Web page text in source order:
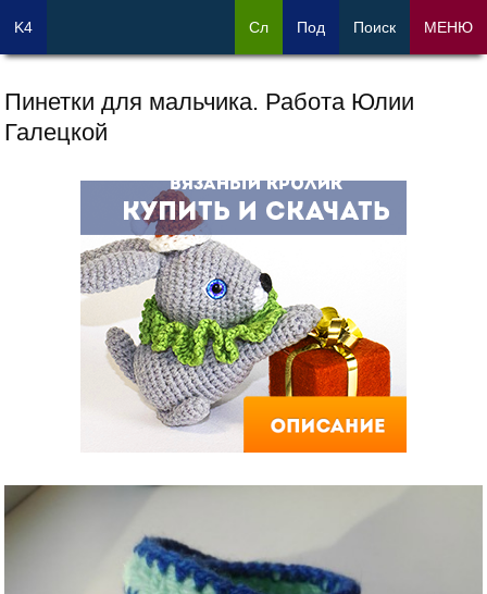
Пинетки для мальчика. Работа Юлии
Галецкой
K4 Сл Под Поиск МЕНЮ